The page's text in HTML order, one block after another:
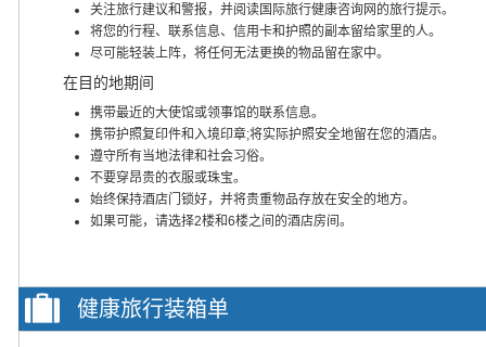
关注旅行建议和警报，并阅读国际旅行健康咨询网的旅行提示。
将您的行程、联系信息、信用卡和护照的副本留给家里的人。
尽可能轻装上阵，将任何无法更换的物品留在家中。
在目的地期间
携带最近的大使馆或领事馆的联系信息。
携带护照复印件和入境印章;将实际护照安全地留在您的酒店。
遵守所有当地法律和社会习俗。
不要穿昂贵的衣服或珠宝。
始终保持酒店门锁好，并将贵重物品存放在安全的地方。
如果可能，请选择2楼和6楼之间的酒店房间。
健康旅行装箱单